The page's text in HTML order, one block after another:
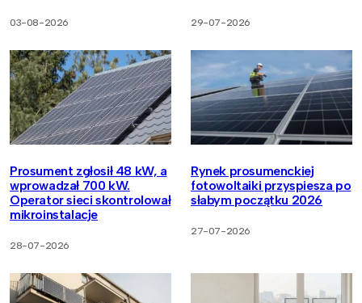
03-08-2026 29-07-2026
Prosument zgłosił 48 kW, a
wprowadzał 700 kW.
Operator sieci skontrolował
mikroinstalacje
28-07-2026
Rynek prosumenckiej
fotowoltaiki przyspiesza po
słabym początku 2026
27-07-2026